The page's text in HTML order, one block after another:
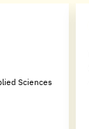
Sciences